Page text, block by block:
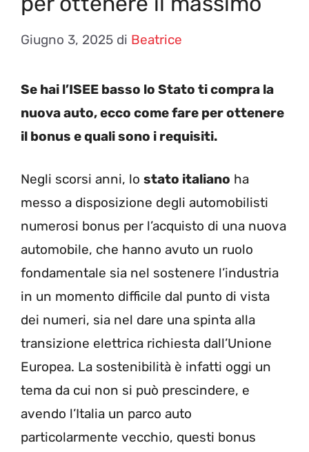
Giugno 3, 2025 di Beatrice
Se hai l’ISEE basso lo Stato ti compra la
nuova auto, ecco come fare per ottenere
il bonus e quali sono i requisiti.
Negli scorsi anni, lo stato italiano ha
messo a disposizione degli automobilisti
numerosi bonus per l’acquisto di una nuova
automobile, che hanno avuto un ruolo
fondamentale sia nel sostenere l’industria
in un momento difficile dal punto di vista
dei numeri, sia nel dare una spinta alla
transizione elettrica richiesta dall’Unione
Europea. La sostenibilità è infatti oggi un
tema da cui non si può prescindere, e
avendo l’Italia un parco auto
particolarmente vecchio, questi bonus